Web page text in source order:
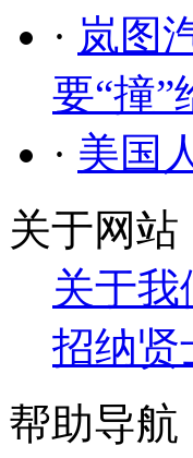
· 岚图
要“撞”
· 美国
关于网站
关于我
招纳贤
帮助导航